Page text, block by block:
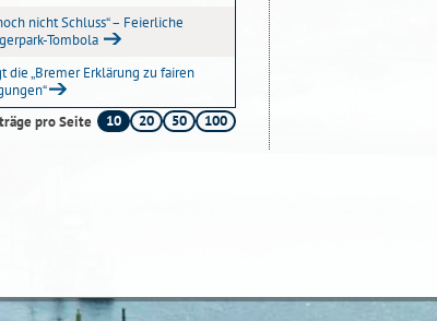
nicht Schluss“ – Feierliche
Tombola
die „Bremer Erklärung zu fairen
pro Seite 10 20 50 100